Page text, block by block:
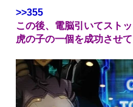
>>355
この後、電脳引いてスト
虎の子の一個を成功させて